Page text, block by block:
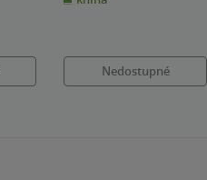
hvězdiček
Nedostupné